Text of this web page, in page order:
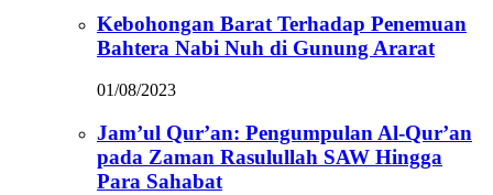
Kebohongan Barat Terhadap Penemuan
Bahtera Nabi Nuh di Gunung Ararat
01/08/2023
Jam’ul Qur’an: Pengumpulan Al-Qur’an
pada Zaman Rasulullah SAW Hingga
Para Sahabat